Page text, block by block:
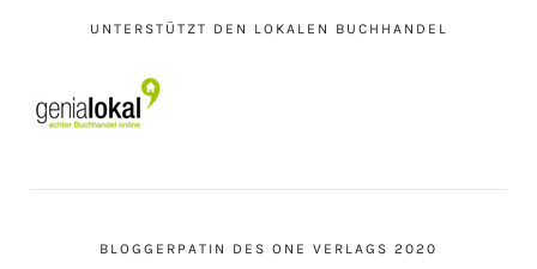
UNTERSTÜTZT DEN LOKALEN BUCHHANDEL
BLOGGERPATIN DES ONE VERLAGS 2020